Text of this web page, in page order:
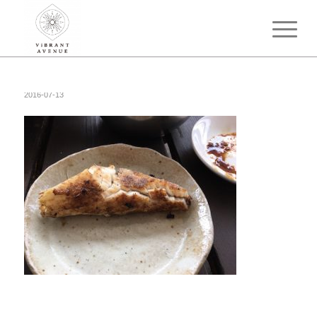
2016-07-13